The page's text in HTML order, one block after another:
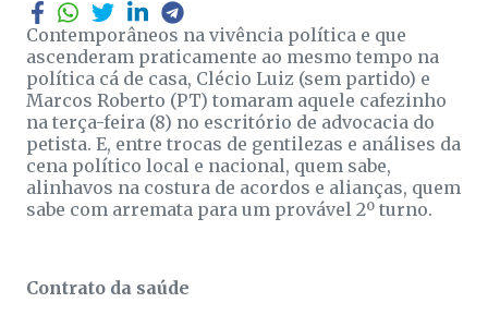
Contemporâneos na vivência política e que
ascenderam praticamente ao mesmo tempo na
política cá de casa, Clécio Luiz (sem partido) e
Marcos Roberto (PT) tomaram aquele cafezinho
na terça-feira (8) no escritório de advocacia do
petista. E, entre trocas de gentilezas e análises da
cena político local e nacional, quem sabe,
alinhavos na costura de acordos e alianças, quem
sabe com arremata para um provável 2º turno.
Contrato da saúde